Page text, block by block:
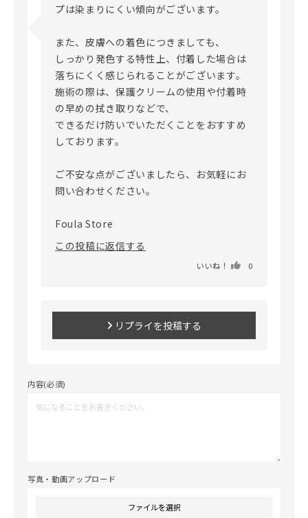
プは染まりにくい傾向がございます。
また、皮膚への着色につきましても、
しっかり発色する特性上、付着した場合は
落ちにくく感じられることがございます。
施術の際は、保護クリームの使用や付着時
の早めの拭き取りなどで、
できるだけ防いでいただくことをおすすめ
しております。
ご不安な点がございましたら、お気軽にお
問い合わせください。
Foula Store
この投稿に返信する
いいね！ 0
リプライを投稿する
内容(必須)
写真・動画アップロード
ファイルを選択